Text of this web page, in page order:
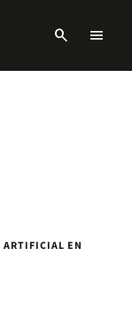
search menu
EN